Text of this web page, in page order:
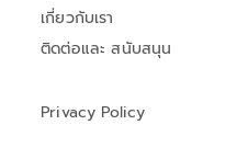
เกี่ยวกับเรา
ติดต่อและ สนับสนุน
Privacy Policy